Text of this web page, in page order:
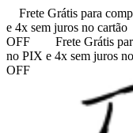
Frete Grátis para
e 4x sem juros no cartão
OFF
Frete Grátis
no PIX e 4x sem juros
OFF